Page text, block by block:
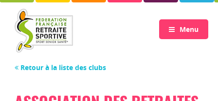
Retour à la liste des clubs
Menu